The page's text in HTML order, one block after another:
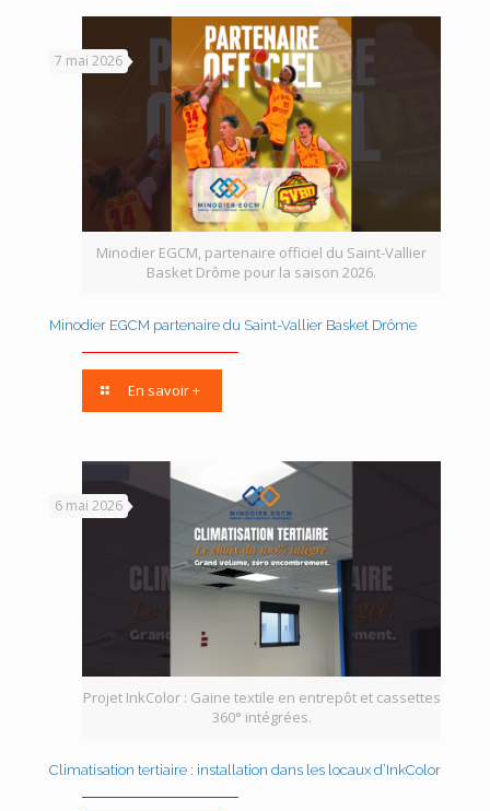
Minodier EGCM, partenaire officiel du Saint-Vallier
Basket Drôme pour la saison 2026.
7 mai 2026
Minodier EGCM partenaire du Saint-Vallier Basket Drôme
En savoir +
Projet InkColor : Gaine textile en entrepôt et cassettes
360° intégrées.
6 mai 2026
Climatisation tertiaire : installation dans les locaux d’InkColor